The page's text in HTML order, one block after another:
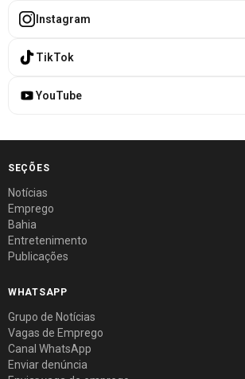
Instagram
TikTok
YouTube
SEÇÕES
Notícias
Emprego
Bahia
Entretenimento
Publicações
WHATSAPP
Grupo de Notícias
Vagas de Emprego
Canal WhatsApp
Enviar denúncia